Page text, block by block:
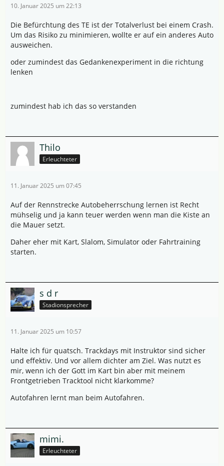
10. Januar 2025 um 22:13
Die Befürchtung des TE ist der Totalverlust bei einem Crash.
Um das Risiko zu minimieren, wollte er auf ein anderes Auto
ausweichen.
oder zumindest das Gedankenexperiment in die richtung
lenken
zumindest hab ich das so verstanden
Thilo
Erleuchteter
11. Januar 2025 um 07:45
Auf der Rennstrecke Autobeherrschung lernen ist Recht
mühselig und ja kann teuer werden wenn man die Kiste an
die Mauer setzt.
Daher eher mit Kart, Slalom, Simulator oder Fahrtraining
starten.
s d r
Stadionsprecher
11. Januar 2025 um 10:57
Halte ich für quatsch. Trackdays mit Instruktor sind sicher
und effektiv. Und vor allem dichter am Ziel. Was nutzt es
mir, wenn ich der Gott im Kart bin aber mit meinem
Frontgetrieben Tracktool nicht klarkomme?
Autofahren lernt man beim Autofahren.
mimi.
Erleuchteter